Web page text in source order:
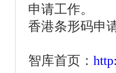
申请工作。
香港条形码申
智库首页：